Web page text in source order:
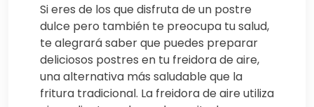
Si eres de los que disfruta de un postre
dulce pero también te preocupa tu salud,
te alegrará saber que puedes preparar
deliciosos postres en tu freidora de aire,
una alternativa más saludable que la
fritura tradicional. La freidora de aire utiliza